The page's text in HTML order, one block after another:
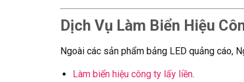
Dịch Vụ Làm Biển Hiệu
Ngoài các sản phẩm bảng LED quảng cáo,
Làm biển hiệu công ty lấy liền.